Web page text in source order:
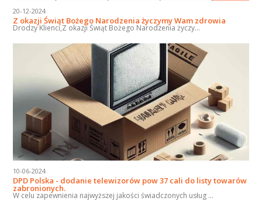
20-12-2024
Z okazji Świąt Bożego Narodzenia życzymy Wam zdrowia
Drodzy Klienci,Z okazji Świąt Bożego Narodzenia życzy...
10-06-2024
DPD Polska - dodanie telewizorów pow 37 cali do listy towarów
zabronionych.
W celu zapewnienia najwyższej jakości świadczonych usług ...